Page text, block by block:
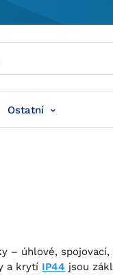
Ostatní
úhlové,
a krytí IP44 jsou